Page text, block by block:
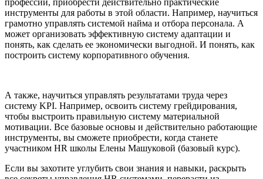
профессии, приобрести действительно практические
инструменты для работы в этой области. Например, научиться
грамотно управлять системой найма и отбора персонала. А
может организовать эффективную систему адаптации и
понять, как сделать ее экономически выгодной. И понять, как
построить систему корпоративного обучения.
А также, научиться управлять результатами труда через
систему KPI. Например, освоить систему грейдирования,
чтобы выстроить правильную систему материальной
мотивации. Все базовые основы и действительно работающие
инструменты, вы сможете приобрести, когда станете
участником HR школы Елены Машуковой (базовый курс).
Если вы захотите углубить свои знания и навыки, раскрыть